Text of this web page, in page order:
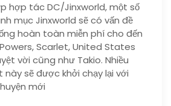
hợp tác DC/Jinxworld, một số
mục Jinxworld sẽ có vấn đề
hoàn toàn miễn phí cho đến
Scarlet, United States
vời cũng như Takio. Nhiều
sẽ được khởi chạy lại với
mới